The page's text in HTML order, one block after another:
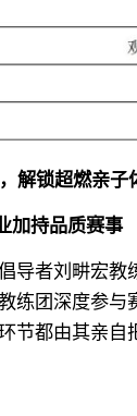
解锁超燃亲子
加持品质赛事
导者刘畊宏
练团深度参
节都由其亲自